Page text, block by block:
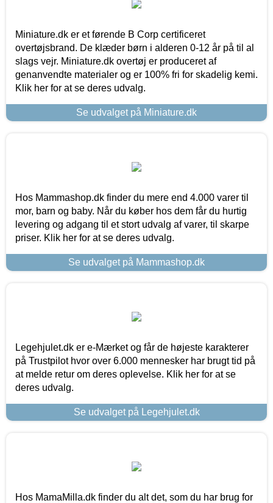
Miniature.dk er et førende B Corp certificeret
overtøjsbrand. De klæder børn i alderen 0-12 år på til al
slags vejr. Miniature.dk overtøj er produceret af
genanvendte materialer og er 100% fri for skadelig kemi.
Klik her for at se deres udvalg.
Se udvalget på Miniature.dk
Hos Mammashop.dk finder du mere end 4.000 varer til
mor, barn og baby. Når du køber hos dem får du hurtig
levering og adgang til et stort udvalg af varer, til skarpe
priser. Klik her for at se deres udvalg.
Se udvalget på Mammashop.dk
Legehjulet.dk er e-Mærket og får de højeste karakterer
på Trustpilot hvor over 6.000 mennesker har brugt tid på
at melde retur om deres oplevelse. Klik her for at se
deres udvalg.
Se udvalget på Legehjulet.dk
Hos MamaMilla.dk finder du alt det, som du har brug for